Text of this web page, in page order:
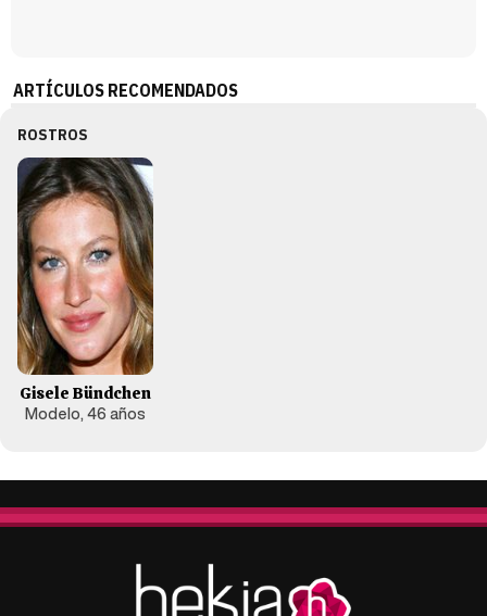
ARTÍCULOS RECOMENDADOS
ROSTROS
Gisele Bündchen
Modelo, 46 años